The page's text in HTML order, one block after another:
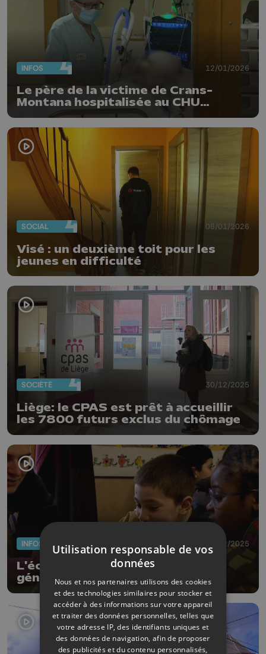
INFOS 12/01/2026
Le père de la victime de Crans-
Montana hospitalisée au CHU
SOCIAL 08/01/2026
Visé : un deuxième toit pour les
jeunes en difficulté
SOCIÉTÉ 30/12/2025
Liège: le CPAS est prêt à accueillir
les 7800 futurs exclus du chômage
INFOS 18/12/2025
L'école de devoirs "Graines de
génie" à Seraing appelle à l'aide
Utilisation responsable de vos
données
Nous et nos partenaires utilisons des cookies
et des technologies similaires pour stocker et
accéder à des informations sur votre appareil
et traiter des données personnelles, telles que
votre adresse IP, des identifiants uniques et
des données de navigation, afin de proposer
des publicités et du contenu personnalisés,